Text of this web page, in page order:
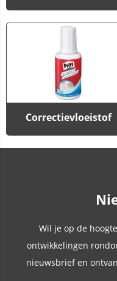
Correctievloeistof
Wil je op de
ontwikkelingen
nieuwsbrief en